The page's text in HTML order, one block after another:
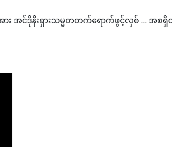
း အင်ဒိုနီးရှားသမ္မတတက်ရောက်ဖွင့်လှစ် ... အ